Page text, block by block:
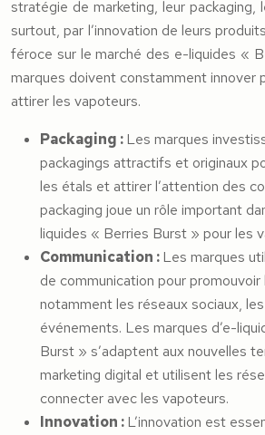
stratégie de marketing, leur packaging,
surtout, par l’innovation de leurs
féroce sur le marché des e-liquides «
marques doivent constamment innover
attirer les vapoteurs.
Packaging :Les marques
packagings attractifs et originaux
les étals et attirer l’attention des
packaging joue un rôle important
liquides « Berries Burst » pour les
Communication :Les marques
de communication pour
notamment les réseaux sociaux,
événements. Les marques d’e-
Burst » s’adaptent aux nouvelles
marketing digital et utilisent les
connecter avec les vapoteurs.
Innovation :L’innovation est